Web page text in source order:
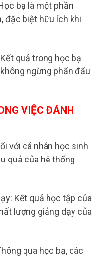
bạ là một phần
đặc biệt hữu ích khi
quả trong học bạ
ngừng phấn đấu
VIỆC ĐÁNH
với cá nhân học sinh
quả của hệ thống
Kết quả học tập của
lượng giảng dạy của
qua học bạ, các